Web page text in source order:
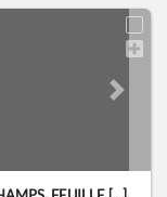
Next